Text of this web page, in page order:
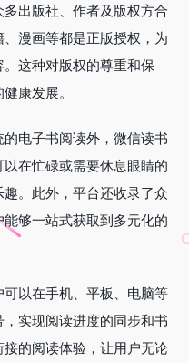
多出版社、作者及版权方合
漫画等都是正版授权，为
这种对版权的尊重和保
康发展。
的电子书阅读外，微信读书
在忙碌或需要休息眼睛的
。此外，平台还收录了众
够一站式获取到多元化的
可以在手机、平板、电脑等
实现阅读进度的同步和书
的阅读体验，让用户无论